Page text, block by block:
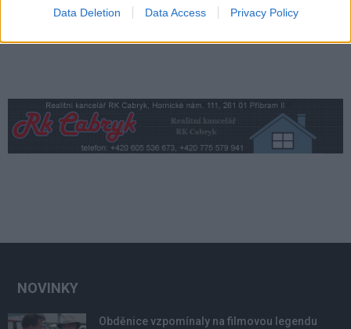
Data Deletion Data Access Privacy Policy
NOVINKY
Obděnice vzpomínaly na filmovou legendu